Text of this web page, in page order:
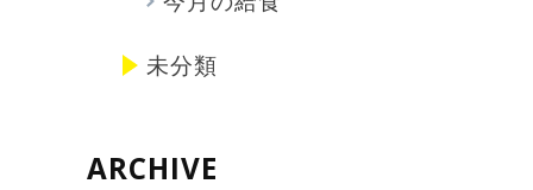
未分類
ARCHIVE